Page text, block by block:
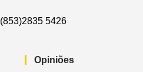
(853)2835 5426
Opiniões